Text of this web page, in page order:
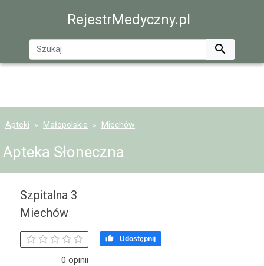
RejestrMedyczny.pl

Apteki Małopolskie Miechów
Apteka Słoneczna
Szpitalna 3
Miechów
0 opinii
 Udostępnij